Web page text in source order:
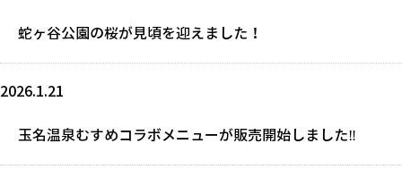
蛇ヶ谷公園の桜が見頃を迎えました！
2026.1.21
玉名温泉むすめコラボメニューが販売開始しました‼